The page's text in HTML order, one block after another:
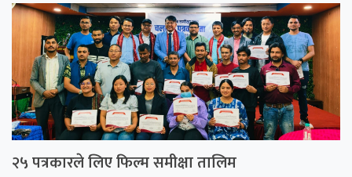
२५ पत्रकारले लिए फिल्म समीक्षा तालिम